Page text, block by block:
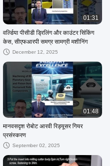
01:31
वर्ल्डिया पीसीडी ड्रिलिंग और काउंटर सिंकिंग
केस, सीएफआरपी समग्र सामग्री मशीनिंग
December 12, 2025
01:48
मानवसदृश रोबोट आरवी रिड्यूसर गियर
प्रसंस्करण
September 02, 2025